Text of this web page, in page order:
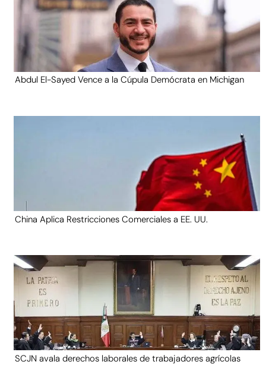
Abdul El-Sayed Vence a la Cúpula Demócrata en Michigan
China Aplica Restricciones Comerciales a EE. UU.
SCJN avala derechos laborales de trabajadores agrícolas